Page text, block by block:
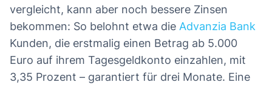
vergleicht, kann aber noch bessere Zinsen
bekommen: So belohnt etwa die Advanzia Bank
Kunden, die erstmalig einen Betrag ab 5.000
Euro auf ihrem Tagesgeldkonto einzahlen, mit
3,35 Prozent – garantiert für drei Monate. Eine